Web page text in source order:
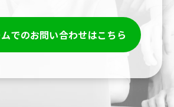
でのお問い合わせはこちら